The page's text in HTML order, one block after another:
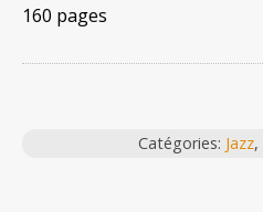
160 pages
Catégories: Jazz,